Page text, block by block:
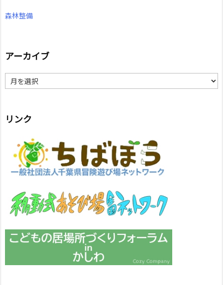
森林整備
アーカイブ
ー
ブ
リンク